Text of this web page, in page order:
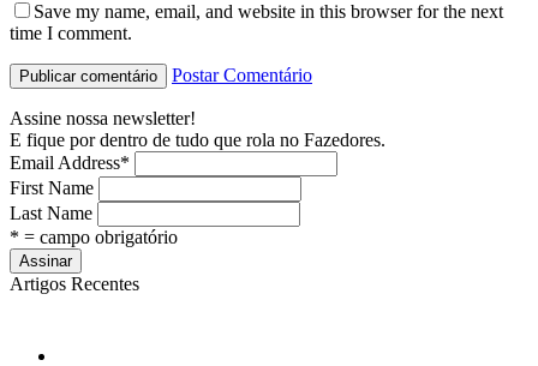
Save my name, email, and website in this browser for the next
time I comment.
Postar Comentário
Assine nossa newsletter!
E fique por dentro de tudo que rola no Fazedores.
Email Address*
First Name
Last Name
* = campo obrigatório
Artigos Recentes